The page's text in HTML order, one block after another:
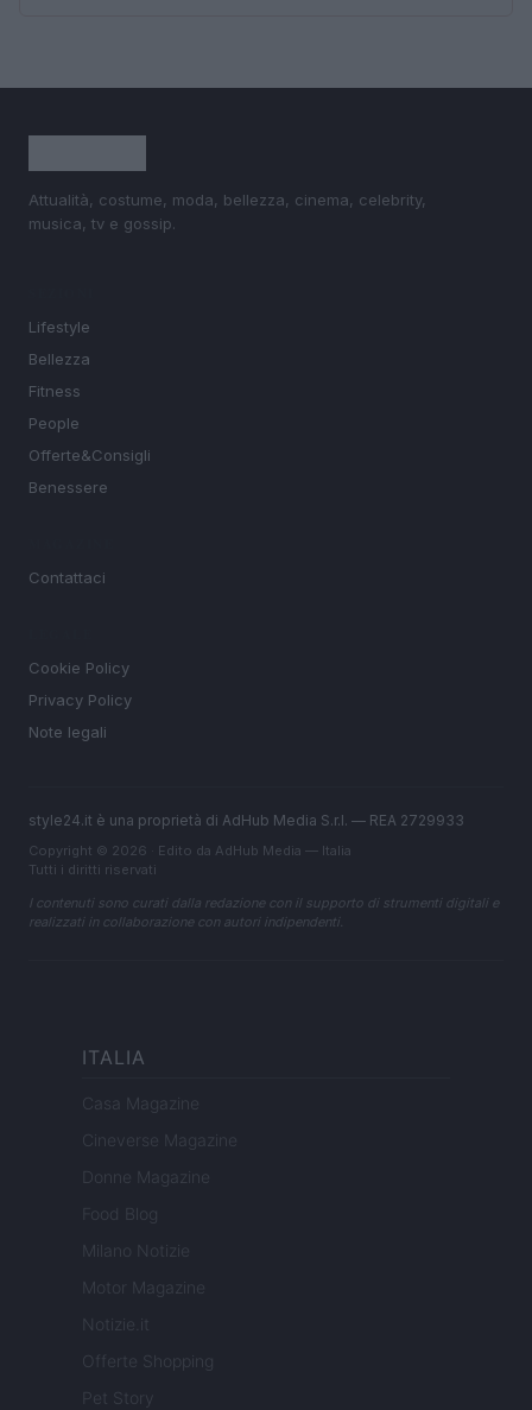
Attualità, costume, moda, bellezza, cinema, celebrity,
musica, tv e gossip.
Lifestyle
Bellezza
Fitness
People
Offerte&Consigli
Benessere
Contattaci
Cookie Policy
Privacy Policy
Note legali
style24.it è una proprietà di AdHub Media S.r.l. — REA 2729933
Copyright © 2026 · Edito da AdHub Media — Italia
Tutti i diritti riservati
I contenuti sono curati dalla redazione con il supporto di strumenti digitali e
realizzati in collaborazione con autori indipendenti.
ITALIA
Casa Magazine
Cineverse Magazine
Donne Magazine
Food Blog
Milano Notizie
Motor Magazine
Notizie.it
Offerte Shopping
Pet Story